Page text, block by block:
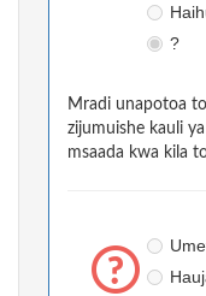
?
Mradi unapotoa
zijumuishe kauli
msaada kwa kila